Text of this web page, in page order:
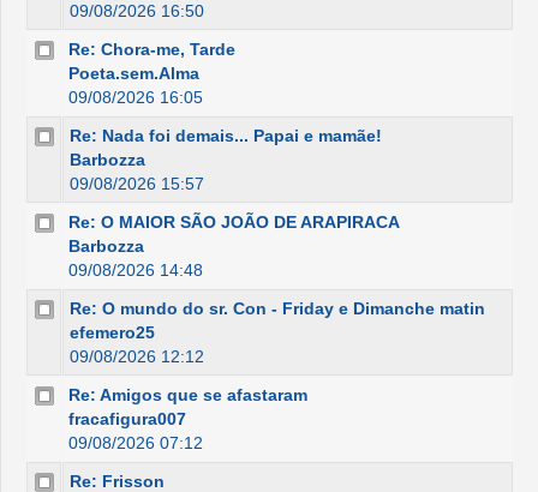
09/08/2026 16:50
Re: Chora-me, Tarde
Poeta.sem.Alma
09/08/2026 16:05
Re: Nada foi demais... Papai e mamãe!
Barbozza
09/08/2026 15:57
Re: O MAIOR SÃO JOÃO DE ARAPIRACA
Barbozza
09/08/2026 14:48
Re: O mundo do sr. Con - Friday e Dimanche matin
efemero25
09/08/2026 12:12
Re: Amigos que se afastaram
fracafigura007
09/08/2026 07:12
Re: Frisson